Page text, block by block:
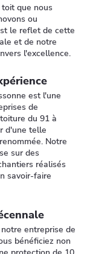
que nous
ou
le reflet de cette
et de notre
l'excellence.
est l'une
de
du 91 à
d'une telle
Notre
sur des
réalisés
savoir-faire
entreprise de
bénéficiez non